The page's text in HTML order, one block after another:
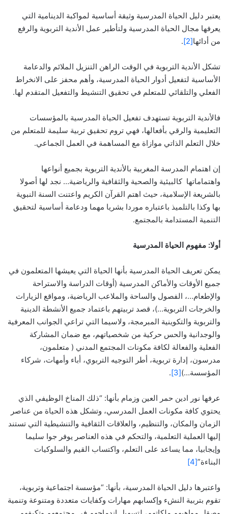
يعتبر دليل الحياة المدرسية وثيقة أساسية لمواكبة الدينامية التي
يعرفها مجال الحياة المدرسية ولتأطير عمل الأندية التربوية والرفع
من أدائها[2]
.
تشكل الأندية التربوية في الوقت الراهن التنزيل الملائم والدعامة
الأساسية لتفعيل أدوار الحياة المدرسية، وأهم محفز على الانخراط
الفعلي والتلقائي للمتعلم في تحقيق التنشيط والتفعيل المتقدم لها.
فالأندية التربوية تستهدف تفعيل الحياة المدرسية بالمؤسسات
التعليمية والرقي بأفعالها، فهي تروم تحقيق تربية سليمة للمتعلم من
خلال التعلم الذاتي موازاة مع المساهمة في العمل الجماعي.
إن اهتمام المدرسة المغربية بالأندية التربوية بجميع أنواعها
واهتماماتها كالبيئية والصحية والثقافية والرياضية… نجد لها أصولا
بالشريعة الإسلامية، حيث اهتم القرآن الكريم واعتنت السنة النبوية
بها وكذا بالتلميذ باعتباره موردا بشريا مهما ودعامة أساسية لتحقيق
التنمية المستدامة بالمجتمع.
أولا: مفهوم الحياة المدرسية
يمكن تعريف الحياة المدرسية بأنها الحياة التي يعيشها المتعلمون في
جميع الأوقات والأماكن المدرسية (أوقات الدراسة والاستراحة
والإطعام…، الفصول والساحة والملاعب الرياضية، ومواقع الزيارات
والخرجات التربوية…)، قصد تربيتهم باعتماد جميع الأنشطة الدينية
والتربوية والتكوينية المبرمجة، ولاسيما التي تراعي الجوانب المعرفية
والوجدانية والحس حركية من شخصياتهم، مع ضمان المشاركة
الفعلية والفعالة لكافة مكونات المجتمع المدني ( متعلمون،
مدرسون، إدارة تربوية، أطر التوجيه التربوي، أباء وأمهات، شركاء
المؤسسة…)[3]
.
عرفها نور ادين حمر العين وزمام بأنها: “ذلك المناخ الوظيفي الذي
يحتوي كافة مكونات العمل المدرسي، وتشكل هذه الحياة من عناصر
الزمان والمكان، والتنظيم، والعلاقات الثقافية والتنشيطية التي تستند
إليها العملية التعلمية، والتحكم في هذه العناصر يوفر جوا سليما
وإيجابيا، مما يساعد على التعلم، واكتساب القيم والسلوكيات
البناءة”[4]
واعتبرها دليل الحياة المدرسية، بأنها: “مؤسسة اجتماعية وتربوية،
تقوم بتربية النشء وإكسابهم مهارات وكفايات متعددة ومتنوعة وتنمية